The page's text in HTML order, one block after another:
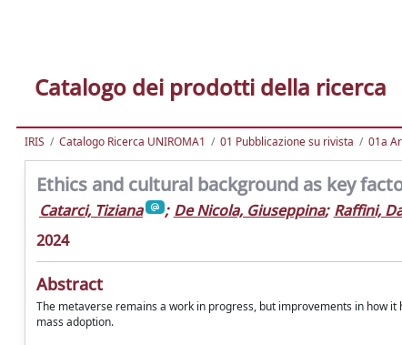
Catalogo dei prodotti della ricerca
IRIS Catalogo Ricerca UNIROMA1 01 Pubblicazione su rivista 01a
Ethics and cultural background as key
Catarci, Tiziana ; De Nicola, Giuseppina; Raffini,
2024
Abstract
The metaverse remains a work in progress, but improvements in how
mass adoption.